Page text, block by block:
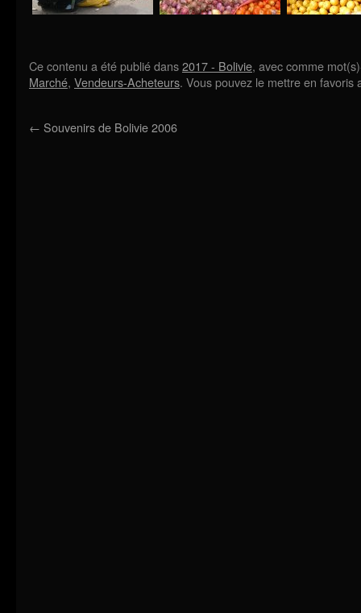
Ce contenu a été publié dans2017 - Bolivie, avec comme
Marché, Vendeurs-Acheteurs. Vous pouvez le mettre en favoris
← Souvenirs de Bolivie 2006